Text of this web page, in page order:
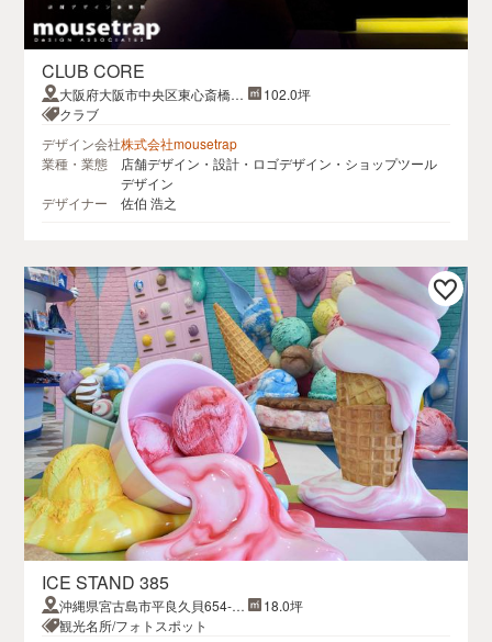
CLUB CORE
大阪府大阪市中央区東心斎橋２
丁目８−２６フクビル5F
102.0坪
クラブ
デザイン会社株式会社mousetrap
業種・業態
店舗デザイン・設計・ロゴデザイン・ショップツール
デザイン
デザイナー
佐伯 浩之
ICE STAND 385
沖縄県宮古島市平良久貝654-2
3
18.0坪
観光名所/フォトスポット